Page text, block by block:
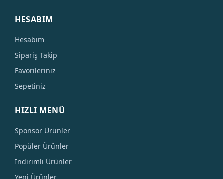
HESABIM
Hesabım
Sipariş Takip
Favorileriniz
Sepetiniz
HIZLI MENÜ
Sponsor Ürünler
Popüler Ürünler
İndirimli Ürünler
Yeni Ürünler